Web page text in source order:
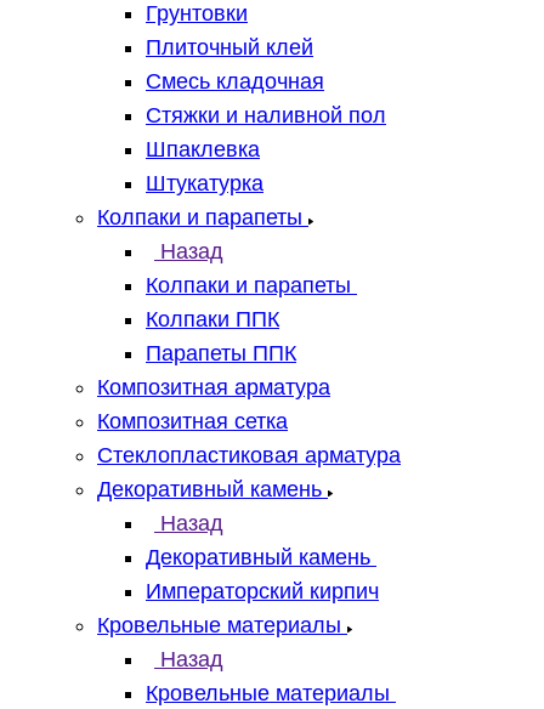
Грунтовки
Плиточный клей
Смесь кладочная
Стяжки и наливной пол
Шпаклевка
Штукатурка
Колпаки и парапеты
Назад
Колпаки и парапеты
Колпаки ППК
Парапеты ППК
Композитная арматура
Композитная сетка
Стеклопластиковая арматура
Декоративный камень
Назад
Декоративный камень
Императорский кирпич
Кровельные материалы
Назад
Кровельные материалы